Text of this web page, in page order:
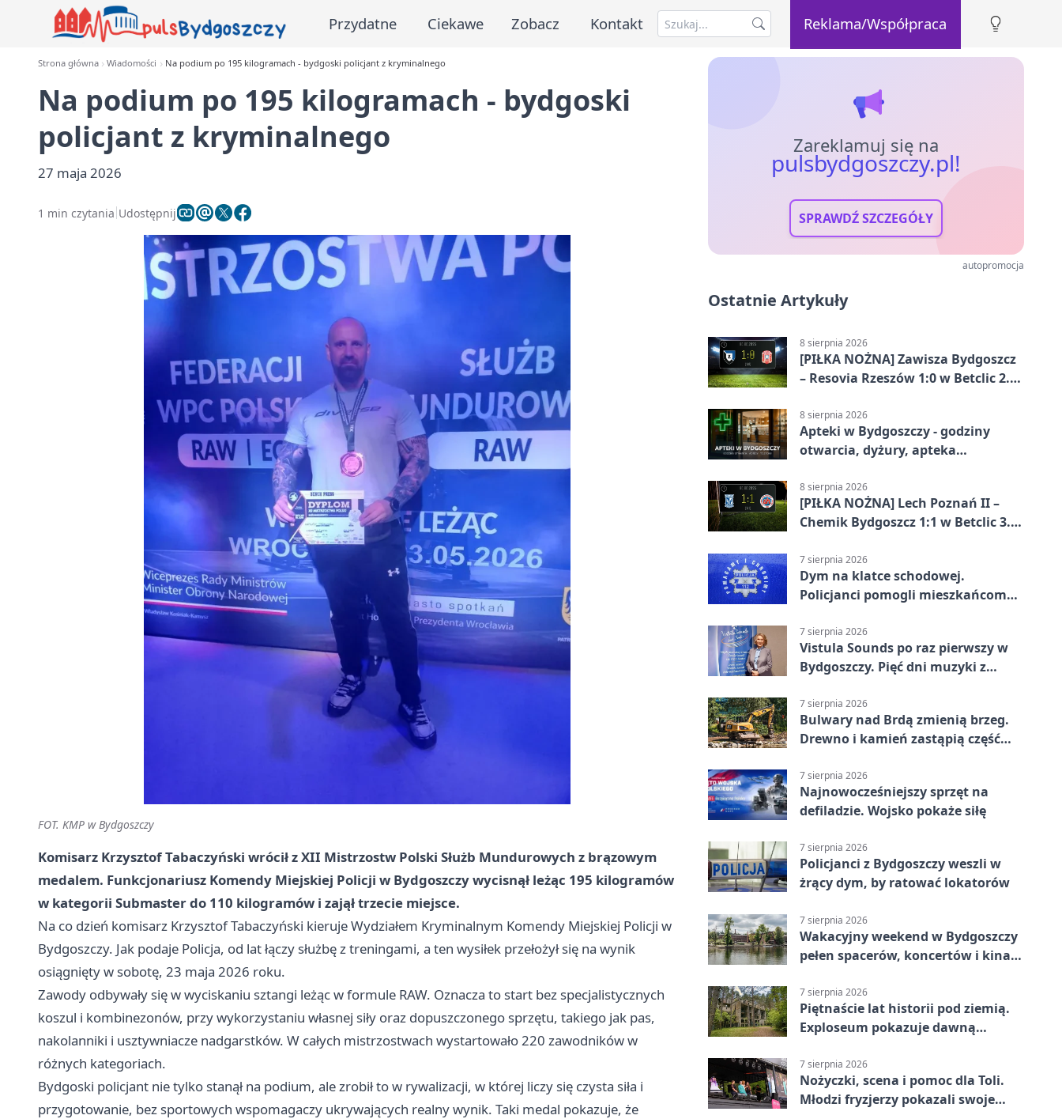
Przydatne Ciekawe Zobacz Kontakt Reklama/Współpraca
Strona główna Wiadomości Na podium po 195 kilogramach - bydgoski policjant z kryminalnego
Na podium po 195 kilogramach - bydgoski
policjant z kryminalnego
27 maja 2026
1 min czytania Udostępnij
FOT. KMP w Bydgoszczy
Komisarz Krzysztof Tabaczyński wrócił z XII Mistrzostw Polski Służb Mundurowych z brązowym
medalem. Funkcjonariusz Komendy Miejskiej Policji w Bydgoszczy wycisnął leżąc 195 kilogramów
w kategorii Submaster do 110 kilogramów i zajął trzecie miejsce.
Na co dzień komisarz Krzysztof Tabaczyński kieruje Wydziałem Kryminalnym Komendy Miejskiej Policji w
Bydgoszczy. Jak podaje Policja, od lat łączy służbę z treningami, a ten wysiłek przełożył się na wynik
osiągnięty w sobotę, 23 maja 2026 roku.
Zawody odbywały się w wyciskaniu sztangi leżąc w formule RAW. Oznacza to start bez specjalistycznych
koszul i kombinezonów, przy wykorzystaniu własnej siły oraz dopuszczonego sprzętu, takiego jak pas,
nakolanniki i usztywniacze nadgarstków. W całych mistrzostwach wystartowało 220 zawodników w
różnych kategoriach.
Bydgoski policjant nie tylko stanął na podium, ale zrobił to w rywalizacji, w której liczy się czysta siła i
przygotowanie, bez sportowych wspomagaczy ukrywających realny wynik. Taki medal pokazuje, że
Zareklamuj się na
pulsbydgoszczy.pl!
SPRAWDŹ SZCZEGÓŁY
autopromocja
Ostatnie Artykuły
8 sierpnia 2026
[PIŁKA NOŻNA] Zawisza Bydgoszcz
– Resovia Rzeszów 1:0 w Betclic 2.
gospodarzy
8 sierpnia 2026
Apteki w Bydgoszczy - godziny
otwarcia, dyżury, apteka
8 sierpnia 2026
[PIŁKA NOŻNA] Lech Poznań II –
Chemik Bydgoszcz 1:1 w Betclic 3.
Bydgoszczanie wywieźli punkt z
Wronek
7 sierpnia 2026
Dym na klatce schodowej.
Policjanci pomogli mieszkańcom
7 sierpnia 2026
Vistula Sounds po raz pierwszy w
Bydgoszczy. Pięć dni muzyki z
7 sierpnia 2026
Bulwary nad Brdą zmienią brzeg.
Drewno i kamień zastąpią część
7 sierpnia 2026
Najnowocześniejszy sprzęt na
defiladzie. Wojsko pokaże siłę
7 sierpnia 2026
Policjanci z Bydgoszczy weszli w
żrący dym, by ratować lokatorów
7 sierpnia 2026
Wakacyjny weekend w Bydgoszczy
pełen spacerów, koncertów i kina
7 sierpnia 2026
Piętnaście lat historii pod ziemią.
Exploseum pokazuje dawną
7 sierpnia 2026
Nożyczki, scena i pomoc dla Toli.
Młodzi fryzjerzy pokazali swoje